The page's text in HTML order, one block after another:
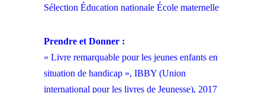
Sélection Éducation nationale École maternelle
Prendre et Donner :
« Livre remarquable pour les jeunes enfants en
situation de handicap », IBBY (Union
international pour les livres de Jeunesse), 2017